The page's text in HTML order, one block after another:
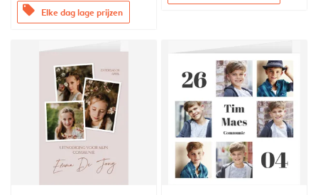
offers Elke dag lage prijzen